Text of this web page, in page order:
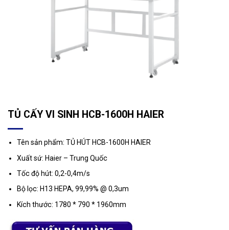
TỦ CẤY VI SINH HCB-1600H HAIER
Tên sản phẩm: TỦ HÚT HCB-1600H HAIER
Xuất sứ: Haier – Trung Quốc
Tốc độ hút: 0,2-0,4m/s
Bộ lọc: H13 HEPA, 99,99% @ 0,3um
Kích thước: 1780 * 790 * 1960mm